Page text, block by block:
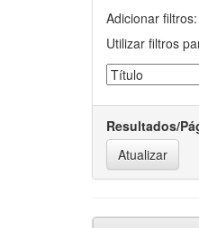
Adicionar filtros:
Utilizar filtros
Resultados/